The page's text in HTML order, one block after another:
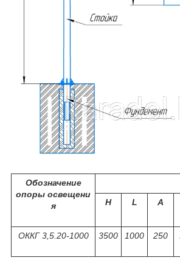
Обозначение
опоры освещени
я
Н
L A
ОККГ 3,5.20-1000 3500 1000 250